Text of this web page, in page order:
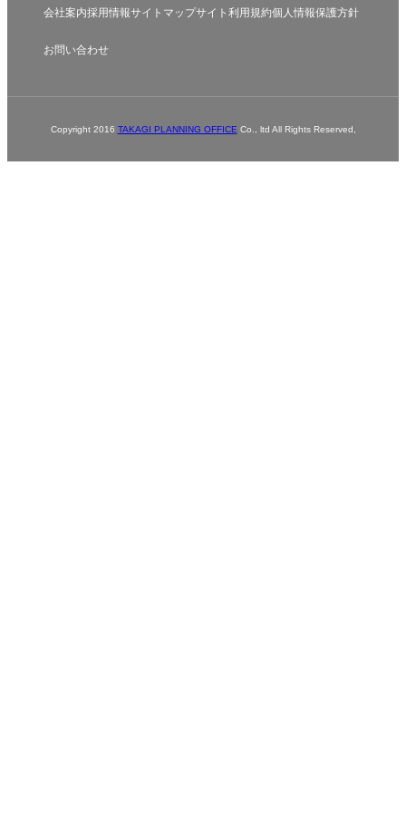
会社案内採用情報サイトマップサイト利用規約個人情報保護方針
お問い合わせ
Copyright 2016 TAKAGI PLANNING OFFICE Co., ltd All Rights Reserved,